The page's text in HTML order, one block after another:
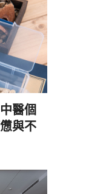
醫個
與不